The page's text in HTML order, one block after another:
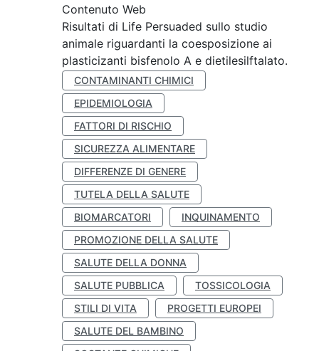
Contenuto Web
Risultati di Life Persuaded sullo studio
animale riguardanti la coesposizione ai
plasticizanti bisfenolo A e dietilesilftalato.
CONTAMINANTI CHIMICI
EPIDEMIOLOGIA
FATTORI DI RISCHIO
SICUREZZA ALIMENTARE
DIFFERENZE DI GENERE
TUTELA DELLA SALUTE
BIOMARCATORI
INQUINAMENTO
PROMOZIONE DELLA SALUTE
SALUTE DELLA DONNA
SALUTE PUBBLICA
TOSSICOLOGIA
STILI DI VITA
PROGETTI EUROPEI
SALUTE DEL BAMBINO